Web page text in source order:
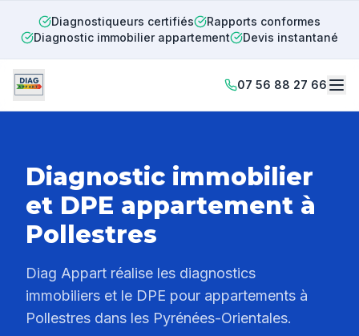
Diagnostiqueurs certifiés
Rapports conformes
Diagnostic immobilier appartement
Devis instantané
07 56 88 27 66
Diagnostic immobilier
et DPE appartement à
Pollestres
Diag Appart réalise les diagnostics
immobiliers et le DPE pour appartements à
Pollestres dans les Pyrénées-Orientales.